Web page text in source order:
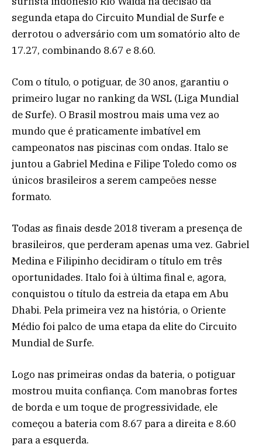
segunda etapa do Circuito Mundial de Surfe e
derrotou o adversário com um somatório alto de
17.27, combinando 8.67 e 8.60.
Com o título, o potiguar, de 30 anos, garantiu o
primeiro lugar no ranking da WSL (Liga Mundial
de Surfe). O Brasil mostrou mais uma vez ao
mundo que é praticamente imbatível em
campeonatos nas piscinas com ondas. Italo se
juntou a Gabriel Medina e Filipe Toledo como os
únicos brasileiros a serem campeões nesse
formato.
Todas as finais desde 2018 tiveram a presença de
brasileiros, que perderam apenas uma vez. Gabriel
Medina e Filipinho decidiram o título em três
oportunidades. Italo foi à última final e, agora,
conquistou o título da estreia da etapa em Abu
Dhabi. Pela primeira vez na história, o Oriente
Médio foi palco de uma etapa da elite do Circuito
Mundial de Surfe.
Logo nas primeiras ondas da bateria, o potiguar
mostrou muita confiança. Com manobras fortes
de borda e um toque de progressividade, ele
começou a bateria com 8.67 para a direita e 8.60
para a esquerda.